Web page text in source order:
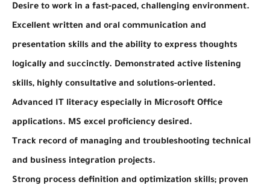
Desire to work in a fast-paced, challenging environment.
Excellent written and oral communication and
presentation skills and the ability to express thoughts
logically and succinctly. Demonstrated active listening
skills, highly consultative and solutions-oriented.
Advanced IT literacy especially in Microsoft Office
applications. MS excel proficiency desired.
Track record of managing and troubleshooting technical
and business integration projects.
Strong process definition and optimization skills; proven